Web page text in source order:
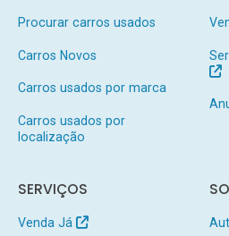
Procurar carros usados
Carros Novos
Carros usados por marca
Carros usados por
localização
SERVIÇOS
Venda Já